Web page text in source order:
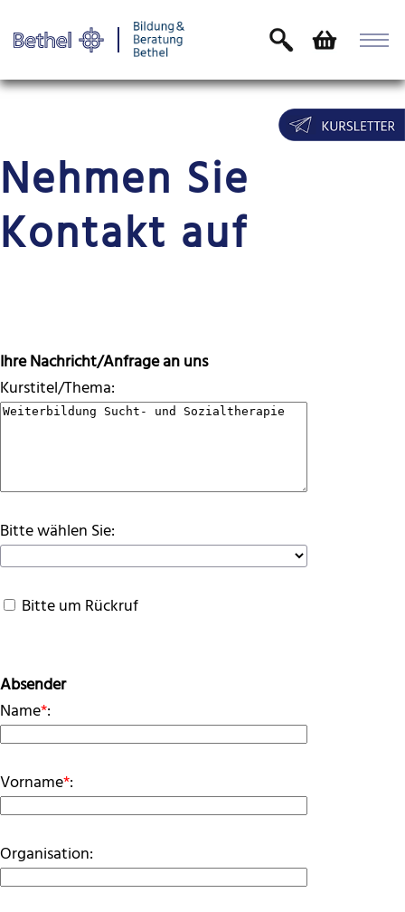
Nehmen Sie
Kontakt auf
Ihre Nachricht/Anfrage an uns
Kurstitel/Thema:
Bitte wählen Sie:
Bitte um Rückruf
Absender
Name*:
Vorname*:
Organisation: